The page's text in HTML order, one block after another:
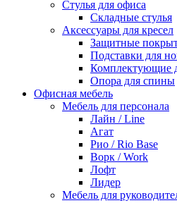
Стулья для офиса
Складные стулья
Аксессуары для кресел
Защитные
Подставки для
Комплектующие
Опора для спины
Офисная мебель
Мебель для персонала
Лайн / Line
Агат
Рио / Rio Base
Ворк / Work
Лофт
Лидер
Мебель для